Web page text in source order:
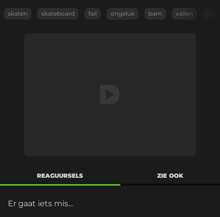
skaten skateboard fail ongeluk bam vallen
REAGUURSELS ZIE OOK
Er gaat iets mis...